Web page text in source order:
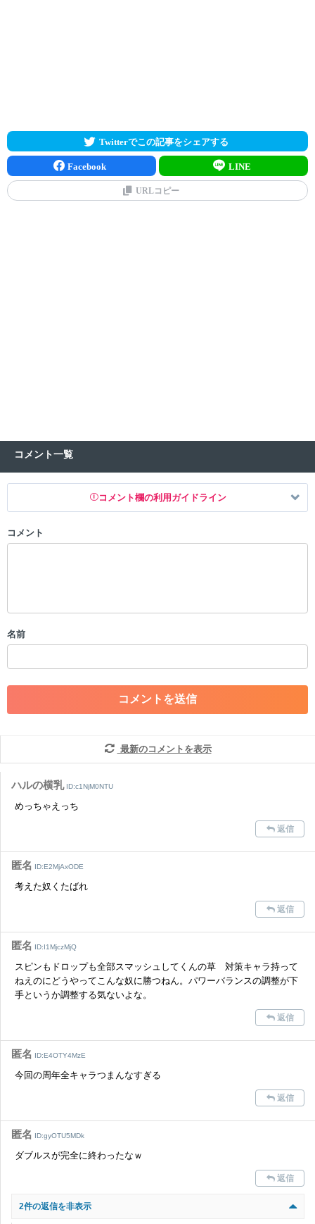
Twitterでこの記事をシェアする
Facebook LINE
URLコピー
コメント一覧
コメント欄の利用ガイドライン
以下の書き込みを禁止とし、場合によってはコメント削除や書き込み制
・一度削除された投稿を再び投稿すること
・アカウントの売買など金銭が絡む内容の投稿
・各ゲームのネタバレを含む内容の投稿
・その他、管理者が不適切と判断した投稿
コメントの削除を申請する※投稿内容を確認後、順次対応さ
せていただきます。ご了承ください。
さい。
また、過度な利用規約の違反や、弊社に損害の及ぶ内容の書き込みがあ
かじめご理解くださいませ。
コメント
名前
最新のコメントを表示
ハルの横乳ID:c1NjM0NTU
めっちゃえっち
返信
匿名 ID:E2MjAxODE
考えた奴くたばれ
返信
匿名 ID:I1MjczMjQ
スピンもドロップも全部スマッシュしてくんの草 対策キャラ持って
ねえのにどうやってこんな奴に勝つねん。パワーバランスの調整が下
手というか調整する気ないよな。
返信
匿名 ID:E4OTY4MzE
今回の周年全キャラつまんなすぎる
返信
匿名 ID:gyOTU5MDk
ダブルスが完全に終わったなｗ
返信
2件の返信を非表示